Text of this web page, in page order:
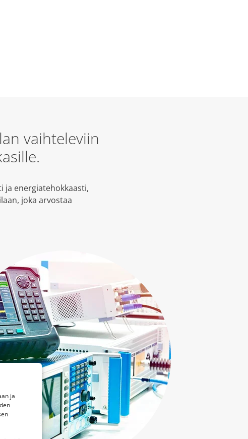
ja
vaihteleviin
ja energiatehokkaasti,
joka arvostaa